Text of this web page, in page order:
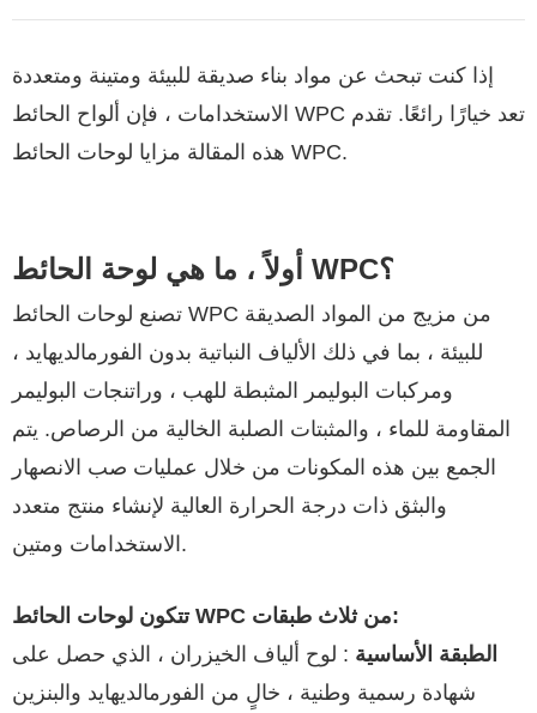
إذا كنت تبحث عن مواد بناء صديقة للبيئة ومتينة ومتعددة
الاستخدامات ، فإن ألواح الحائط WPC تعد خيارًا رائعًا. تقدم
هذه المقالة مزايا لوحات الحائط WPC.
أولاً ، ما هي لوحة الحائط WPC؟
تصنع لوحات الحائط WPC من مزيج من المواد الصديقة
للبيئة ، بما في ذلك الألياف النباتية بدون الفورمالديهايد ،
ومركبات البوليمر المثبطة للهب ، وراتنجات البوليمر
المقاومة للماء ، والمثبتات الصلبة الخالية من الرصاص. يتم
الجمع بين هذه المكونات من خلال عمليات صب الانصهار
والبثق ذات درجة الحرارة العالية لإنشاء منتج متعدد
الاستخدامات ومتين.
تتكون لوحات الحائط WPC من ثلاث طبقات:
الطبقة الأساسية : لوح ألياف الخيزران ، الذي حصل على
شهادة رسمية وطنية ، خالٍ من الفورمالديهايد والبنزين